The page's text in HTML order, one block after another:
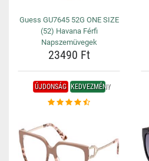
Guess GU7645 52G ONE SIZE
(52) Havana Férfi
Napszemüvegek
23490 Ft
ÚJDONSÁG KEDVEZMÉNY